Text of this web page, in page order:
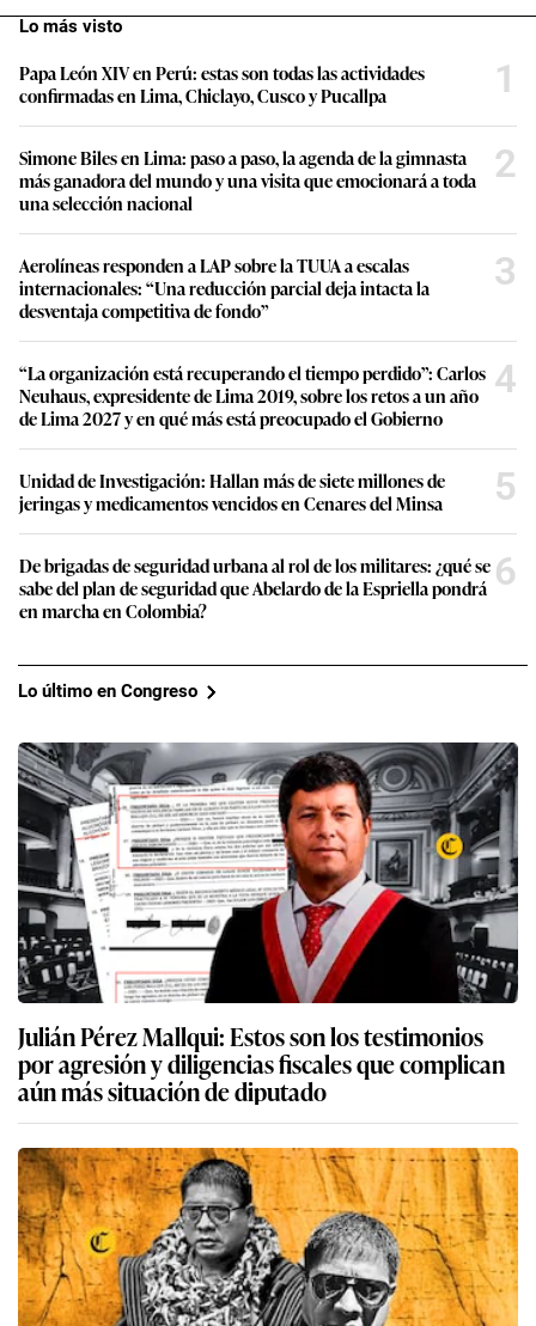
Lo más visto
Papa León XIV en Perú: estas son todas las actividades
confirmadas en Lima, Chiclayo, Cusco y Pucallpa
1
Simone Biles en Lima: paso a paso, la agenda de la gimnasta
más ganadora del mundo y una visita que emocionará a toda
una selección nacional
2
Aerolíneas responden a LAP sobre la TUUA a escalas
internacionales: “Una reducción parcial deja intacta la
desventaja competitiva de fondo”
3
“La organización está recuperando el tiempo perdido”: Carlos
Neuhaus, expresidente de Lima 2019, sobre los retos a un año
de Lima 2027 y en qué más está preocupado el Gobierno
4
Unidad de Investigación: Hallan más de siete millones de
jeringas y medicamentos vencidos en Cenares del Minsa
5
De brigadas de seguridad urbana al rol de los militares: ¿qué se
sabe del plan de seguridad que Abelardo de la Espriella pondrá
en marcha en Colombia?
6
Lo último en Congreso
Julián Pérez Mallqui: Estos son los testimonios
por agresión y diligencias fiscales que complican
aún más situación de diputado